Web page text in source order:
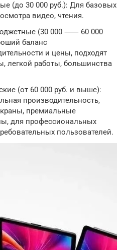
(до 30 000 руб.): Для базовых
видео, чтения.
(30 000 ⸺ 60 000
баланс
и цены, подходят
легкой работы, большинства
(от 60 000 руб. и выше):
производительность,
премиальные
для профессиональных
пользователей.